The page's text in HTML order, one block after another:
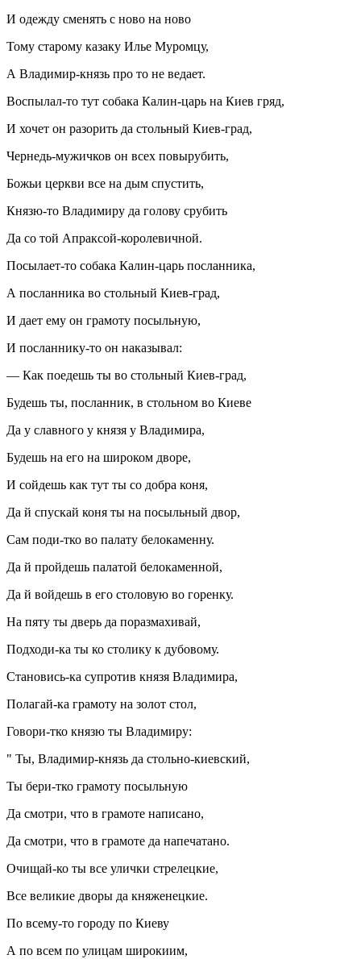
И одежду сменять с ново на ново
Тому старому казаку Илье Муромцу,
А Владимир-князь про то не ведает.
Воспылал-то тут собака Калин-царь на Киев гряд,
И хочет он разорить да стольный Киев-град,
Чернедь-мужичков он всех повырубить,
Божьи церкви все на дым спустить,
Князю-то Владимиру да голову срубить
Да со той Апраксой-королевичной.
Посылает-то собака Калин-царь посланника,
А посланника во стольный Киев-град,
И дает ему он грамоту посыльную,
И посланнику-то он наказывал:
— Как поедешь ты во стольный Киев-град,
Будешь ты, посланник, в стольном во Киеве
Да у славного у князя у Владимира,
Будешь на его на широком дворе,
И сойдешь как тут ты со добра коня,
Да й спускай коня ты на посыльный двор,
Сам поди-тко во палату белокаменну.
Да й пройдешь палатой белокаменной,
Да й войдешь в его столовую во горенку.
На пяту ты дверь да поразмахивай,
Подходи-ка ты ко столику к дубовому.
Становись-ка супротив князя Владимира,
Полагай-ка грамоту на золот стол,
Говори-тко князю ты Владимиру:
" Ты, Владимир-князь да стольно-киевский,
Ты бери-тко грамоту посыльную
Да смотри, что в грамоте написано,
Да смотри, что в грамоте да напечатано.
Очищай-ко ты все улички стрелецкие,
Все великие дворы да княженецкие.
По всему-то городу по Киеву
А по всем по улицам широкиим,